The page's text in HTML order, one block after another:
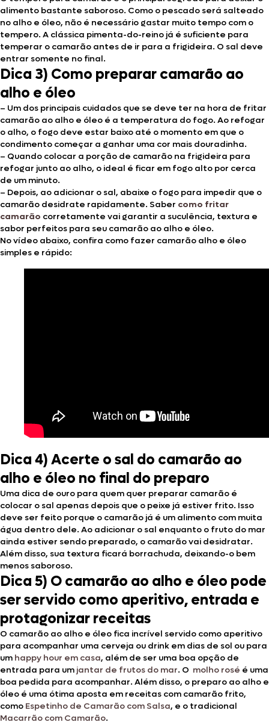
alimento bastante saboroso. Como o pescado será salteado
no alho e óleo, não é necessário gastar muito tempo com o
tempero. A clássica pimenta-do-reino já é suficiente para
temperar o camarão antes de ir para a frigideira. O sal deve
entrar somente no final.
Dica 3) Como preparar camarão ao
alho e óleo
– Um dos principais cuidados que se deve ter na hora de fritar
camarão ao alho e óleo é a temperatura do fogo. Ao refogar
o alho, o fogo deve estar baixo até o momento em que o
condimento começar a ganhar uma cor mais douradinha.
– Quando colocar a porção de camarão na frigideira para
refogar junto ao alho, o ideal é ficar em fogo alto por cerca
de um minuto.
– Depois, ao adicionar o sal, abaixe o fogo para impedir que o
camarão desidrate rapidamente. Saber como fritar
camarão corretamente vai garantir a suculência, textura e
sabor perfeitos para seu camarão ao alho e óleo.
No vídeo abaixo, confira como fazer camarão alho e óleo
simples e rápido:
Dica 4) Acerte o sal do camarão ao
alho e óleo no final do preparo
Uma dica de ouro para quem quer preparar camarão é
colocar o sal apenas depois que o peixe já estiver frito. Isso
deve ser feito porque o camarão já é um alimento com muita
água dentro dele. Ao adicionar o sal enquanto o fruto do mar
ainda estiver sendo preparado, o camarão vai desidratar.
Além disso, sua textura ficará borrachuda, deixando-o bem
menos saboroso.
Dica 5) O camarão ao alho e óleo pode
ser servido como aperitivo, entrada e
protagonizar receitas
O camarão ao alho e óleo fica incrível servido como aperitivo
para acompanhar uma cerveja ou drink em dias de sol ou para
um happy hour em casa, além de ser uma boa opção de
entrada para um jantar de frutos do mar. O molho rosé é uma
boa pedida para acompanhar. Além disso, o preparo ao alho e
óleo é uma ótima aposta em receitas com camarão frito,
como Espetinho de Camarão com Salsa, e o tradicional
Macarrão com Camarão.